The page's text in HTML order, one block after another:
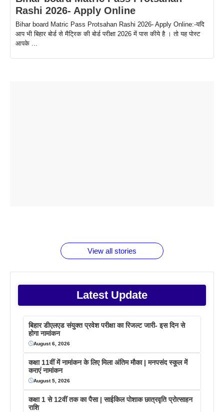
Rashi 2026- Apply Online
Bihar board Matric Pass Protsahan Rashi 2026- Apply Online:-यदि
आप भी बिहार बोर्ड से मैट्रिक की बोर्ड परीक्षा 2026 में पास कीये है । तो यह पोस्ट
आपके ...
View all stories
Latest Update
बिहार डीएलएड संयुक्त प्रवेश परीक्षा का रिजल्ट जारी- इस दिन से
होगा नामांकन
August 6, 2026
कक्षा 11वीं में नामांकन के लिए मिला अंतिम मौका | मनपसंद स्कूल में
कराएं नामांकन
August 5, 2026
कक्षा 1 से 12वीं तक का पैसा | साईकिल पोशाक छात्रवृति प्रोत्साहन
राशि